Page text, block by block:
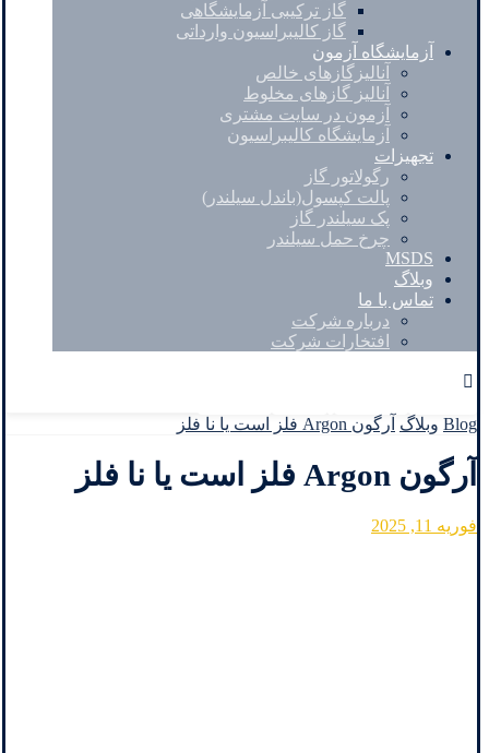
گاز ترکیبی آزمایشگاهی
گاز کالیبراسیون وارداتی
آزمایشگاه آزمون
آنالیزگازهای خالص
آنالیز گازهای مخلوط
آزمون در سایت مشتری
آزمایشگاه کالیبراسیون
تجهیزات
رگولاتور گاز
پالت کپسول(باندل سیلندر)
پک سیلندر گاز
چرخ حمل سیلندر
MSDS
وبلاگ
تماس با ما
درباره شرکت
افتخارات شرکت
Blog وبلاگ آرگون Argon فلز است یا نا فلز
آرگون Argon فلز است یا نا فلز
فوریه 11, 2025